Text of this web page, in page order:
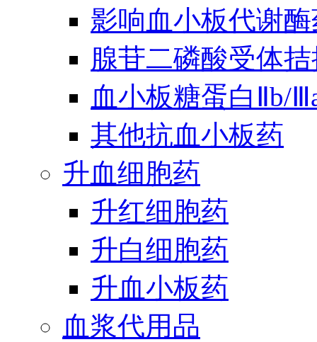
影响血小板代谢
腺苷二磷酸受体
血小板糖蛋白Ⅱb/
其他抗血小板药
升血细胞药
升红细胞药
升白细胞药
升血小板药
血浆代用品